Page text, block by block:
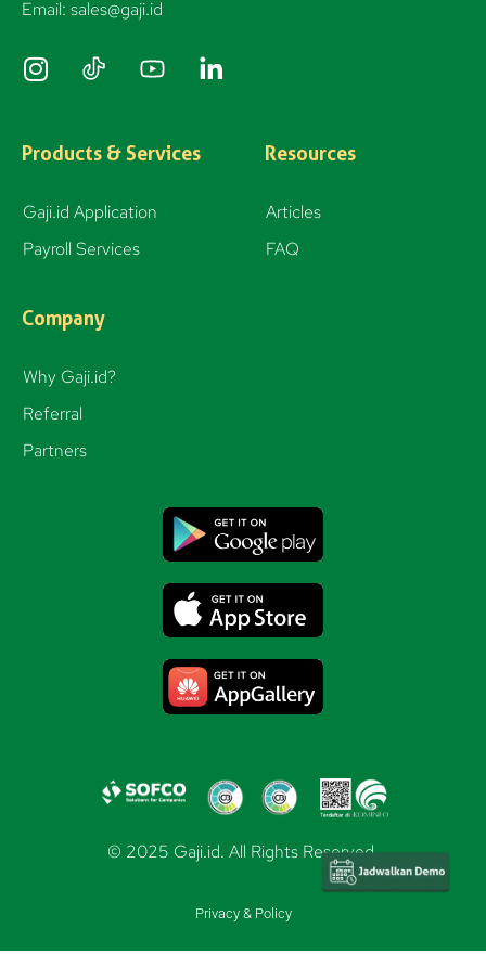
Email: sales@gaji.id
I
t
g
r
a
Products & Services
Gaji.id Application
Payroll Services
Company
Why Gaji.id?
Referral
Partners
Resources
Articles
FAQ
© 2025 Gaji.id. All Rights Reserved.
Privacy & Policy